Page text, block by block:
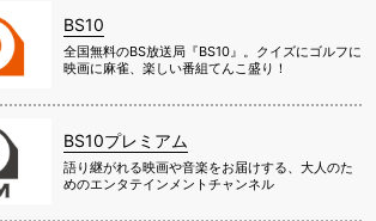
BS10
全国無料のBS放送局『BS10』。クイズにゴルフに
映画に麻雀、楽しい番組てんこ盛り！
BS10プレミアム
語り継がれる映画や音楽をお届けする、大人のた
めのエンタテインメントチャンネル